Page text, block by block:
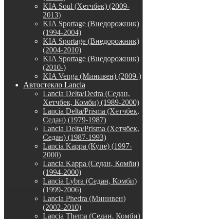
KIA Soul (Хетчбек) (2009-
2013)
KIA Sportage (Внедорожник)
(1994-2004)
KIA Sportage (Внедорожник)
(2004-2010)
KIA Sportage (Внедорожник)
(2010-)
KIA Venga (Минивен) (2009-)
Автостекло Lancia
Lancia Delta/Dedra (Седан,
Хетчбек, Комби) (1989-2000)
Lancia Delta/Prisma (Хетчбек,
Седан) (1979-1987)
Lancia Delta/Prisma (Хетчбек,
Седан) (1987-1993)
Lancia Kappa (Купе) (1997-
2000)
Lancia Kappa (Седан, Комби)
(1994-2000)
Lancia Lybra (Седан, Комби)
(1999-2006)
Lancia Phedra (Минивен)
(2002-2010)
Lancia Thema (Седан, Комби)